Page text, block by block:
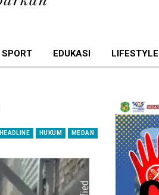
SPORT EDUKASI LIFESTYLE
HEADLINE HUKUM MEDAN